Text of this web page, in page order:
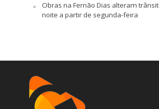
Obras na Fernão Dias alteram
noite a partir de segunda-feira